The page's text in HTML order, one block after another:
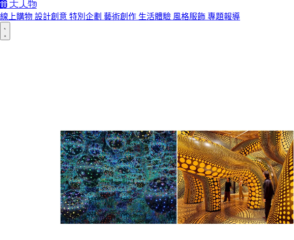
線上購物 設計創意 特別企劃 藝術創作 生活體驗 風格服飾 專題報導